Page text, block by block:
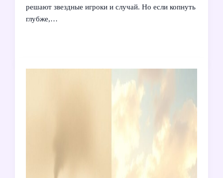
решают звездные игроки и случай. Но если копнуть
глубже,…